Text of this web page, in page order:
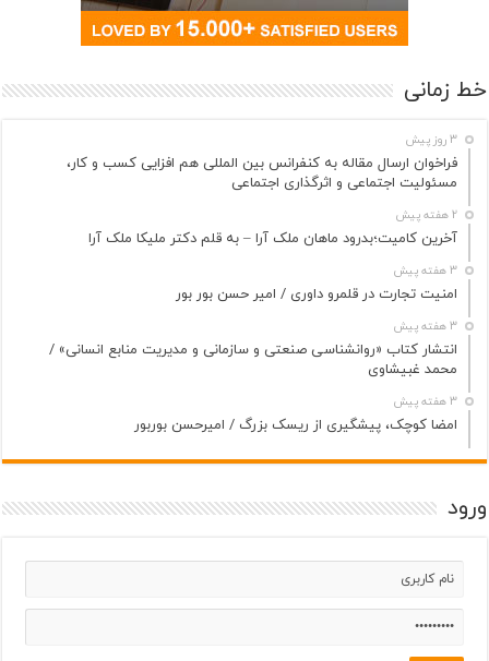
خط زمانی
3 روز پیش
فراخوان ارسال مقاله به کنفرانس بین المللی هم افزایی کسب و کار،
مسئولیت اجتماعی و اثرگذاری اجتماعی
2 هفته پیش
آخرین کامیت؛بدرود ماهان ملک آرا – به قلم دکتر ملیکا ملک آرا
3 هفته پیش
امنیت تجارت در قلمرو داوری / امیر حسن بور بور
3 هفته پیش
انتشار کتاب «روانشناسی صنعتی و سازمانی و مدیریت منابع انسانی» /
محمد غبیشاوی
3 هفته پیش
امضا کوچک، پیشگیری از ریسک بزرگ / امیرحسن بوربور
ورود